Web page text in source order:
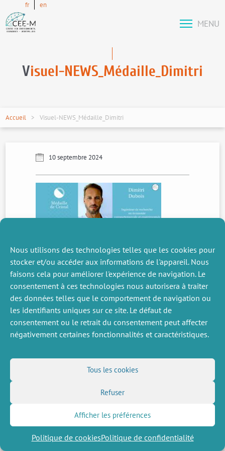
Nous utilisons des technologies telles que les cookies pour
stocker et/ou accéder aux informations de l'appareil. Nous
faisons cela pour améliorer l'expérience de navigation. Le
consentement à ces technologies nous autorisera à traiter
des données telles que le comportement de navigation ou
les identifiants uniques sur ce site. Le défaut de
consentement ou le retrait du consentement peut affecter
négativement certaines fonctionnalités et caractéristiques.
Tous les cookies
Refuser
Afficher les préférences
Politique de cookiesPolitique de confidentialité
fr en
MENU
Visuel-NEWS_Médaille_Dimitri
Accueil Visuel-NEWS_Médaille_Dimitri
10 septembre 2024
ACTUALITÉS
PRÉCÉDENTE
DIVERS
Offres d’emploi
Job market
NOUS SUIVRE
Flux RSS